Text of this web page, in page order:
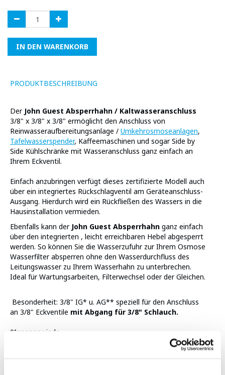
IN DEN WARENKORB
PRODUKTBESCHREIBUNG
DerJohn Guest Absperrhahn / Kaltwasseranschluss
3/8" x 3/8" x 3/8" ermöglicht den Anschluss von
Reinwasseraufbereitungsanlage / Umkehrosmoseanlagen,
Tafelwasserspender, Kaffeemaschinen und sogar Side by
Side Kühlschränke mit Wasseranschluss ganz einfach an
Ihrem Eckventil.
Einfach anzubringen verfügt dieses zertifizierte Modell auch
über ein integriertes Rückschlagventil am Geräteanschluss-
Ausgang. Hierdurch wird ein Rückfließen des Wassers in die
Hausinstallation vermieden.
Ebenfalls kann der John Guest Absperrhahn ganz einfach
über den integrierten , leicht erreichbaren Hebel abgesperrt
werden. So können Sie die Wasserzufuhr zur Ihrem Osmose
Wasserfilter absperren ohne den Wasserdurchfluss des
Leitungswasser zu Ihrem Wasserhahn zu unterbrechen.
Ideal für Wartungsarbeiten, Filterwechsel oder der Gleichen.
Besonderheit: 3/8" IG* u. AG** speziell für den Anschluss
an 3/8" Eckventile mit Abgang für 3/8" Schlauch.
*Innengewinde